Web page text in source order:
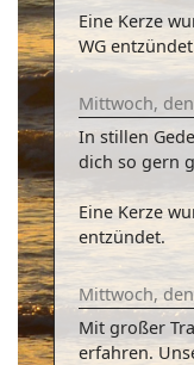
Eine Kerze
WG
Mittwoch,
In stillen
dich so gern
Eine Kerze
entzündet.
Mittwoch,
Mit großer
erfahren.